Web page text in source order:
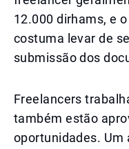
12.000 dirhams, e
costuma levar de
submissão dos
Freelancers
também estão
oportunidades. Um